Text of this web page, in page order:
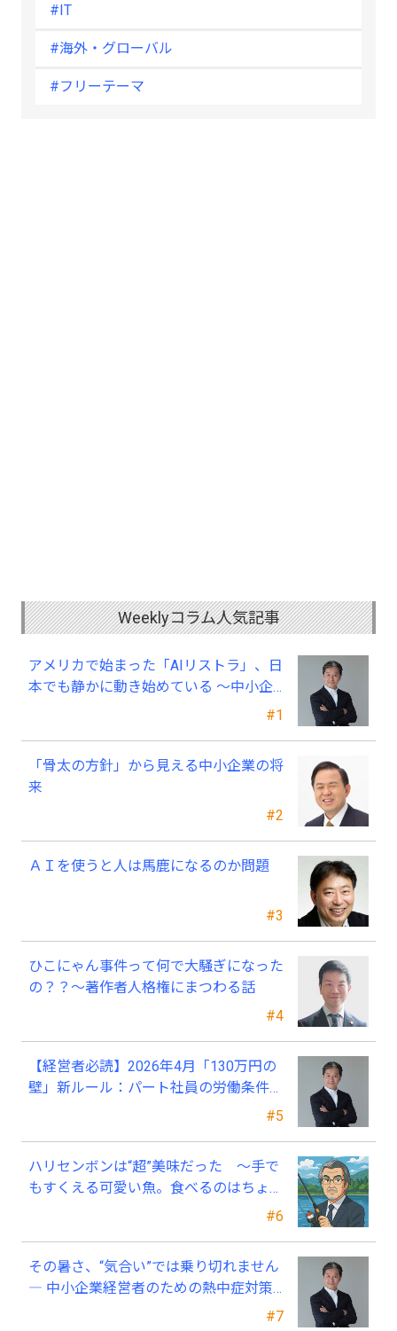
#IT
#海外・グローバル
#フリーテーマ
Weeklyコラム人気記事
#1
アメリカで始まった「AIリストラ」、日
本でも静かに動き始めている ～中小企
業経営者が今、見直すべき採用・業務・
#2
「骨太の方針」から見える中小企業の将
来
#3
ＡＩを使うと人は馬鹿になるのか問題
#4
ひこにゃん事件って何で大騒ぎになった
の？？～著作者人格権にまつわる話
#5
【経営者必読】2026年4月「130万円の
壁」新ルール：パート社員の労働条件通
#6
ハリセンボンは“超”美味だった ～手で
もすくえる可愛い魚。食べるのはちょっ
#7
その暑さ、“気合い”では乗り切れません
― 中小企業経営者のための熱中症対策